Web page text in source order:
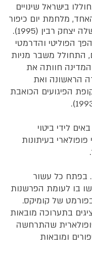
בישראל שינויים
מלחמת יום כיפור
(1973) ובקצה השני רצח ראש הממשלה יצחק רבין (1995).
הפוליטי והדרמטי
התחולל משבר מניות
חוותה את
הראשונה ואת
הפיגועים הכואבת
לידי ביטוי
בעיתונות
בפתח כל עשור
בו לעומת הפרשנות
של קומיקס.
בתערוכה מובאות
שהתרחשה
ומובאות